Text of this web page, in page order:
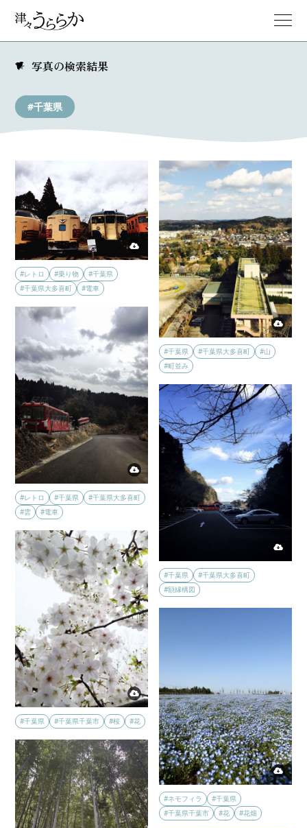
写真の検索結果
#千葉県
#レトロ #乗り物
#千葉県
#千葉県大多喜町
#電車
#千葉県 #千葉県大多喜町
#山
#町並み
#レトロ #千葉県
#千葉県大多喜町
#雲
#電車
#千葉県
#千葉県大多喜町
#額縁構図
#千葉県 #千葉県千葉市 #桜 #花
#ネモフィラ
#千葉県
#千葉県千葉市
#花 #花畑